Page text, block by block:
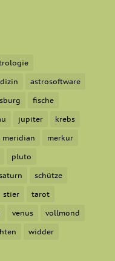
astrosoftware
fische
jupiter krebs
meridian merkur
pluto
schütze
stier tarot
venus vollmond
widder